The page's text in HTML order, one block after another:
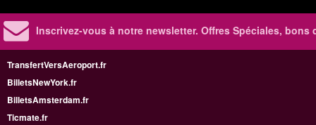
Inscrivez-vous à notre newsletter. Offres Spéciales, bons
TransfertVersAeroport.fr
BilletsNewYork.fr
BilletsAmsterdam.fr
Ticmate.fr